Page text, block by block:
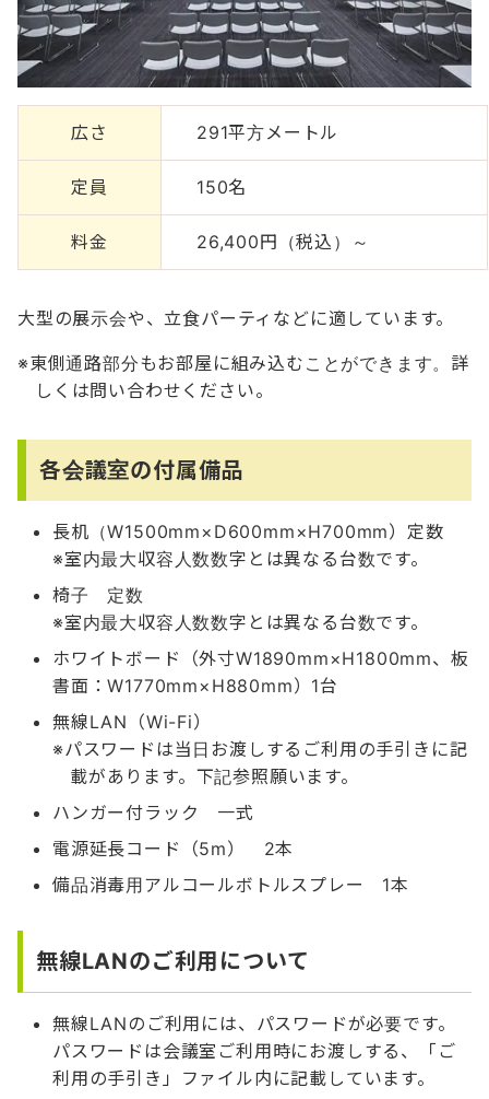
広さ 291平方メートル
定員 150名
料金 26,400円（税込）～
大型の展示会や、立食パーティなどに適しています。
東側通路部分もお部屋に組み込むことができます。詳
しくは問い合わせください。
各会議室の付属備品
長机（W1500mm×D600mm×H700mm）定数
室内最大収容人数数字とは異なる台数です。
椅子 定数
室内最大収容人数数字とは異なる台数です。
ホワイトボード（外寸W1890mm×H1800mm、板
書面：W1770mm×H880mm）1台
無線LAN（Wi-Fi）
パスワードは当日お渡しするご利用の手引きに記
載があります。下記参照願います。
ハンガー付ラック 一式
電源延長コード（5m） 2本
備品消毒用アルコールボトルスプレー 1本
無線LANのご利用について
無線LANのご利用には、パスワードが必要です。
パスワードは会議室ご利用時にお渡しする、「ご
利用の手引き」ファイル内に記載しています。